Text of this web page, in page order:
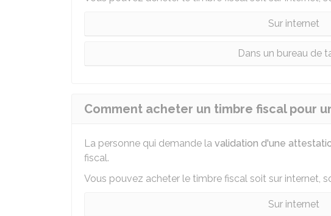
Sur internet
Dans un bureau de
Comment acheter un timbre fiscal pour
La personne qui demande la validation d'une
fiscal.
Vous pouvez acheter le timbre fiscal soit sur internet,
Sur internet